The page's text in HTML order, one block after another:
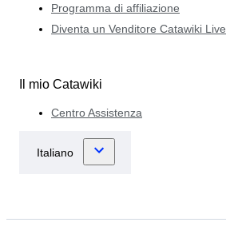
Programma di affiliazione
Diventa un Venditore Catawiki Live
Il mio Catawiki
Centro Assistenza